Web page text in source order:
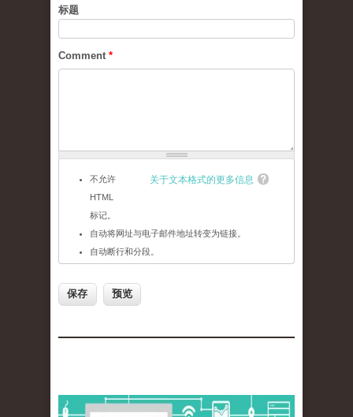
标题
Comment *
关于文本格式的更多信息
不允许
HTML
标记。
自动将网址与电子邮件地址转变为链接。
自动断行和分段。